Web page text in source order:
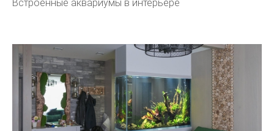
Встроенные аквариумы в интерьере